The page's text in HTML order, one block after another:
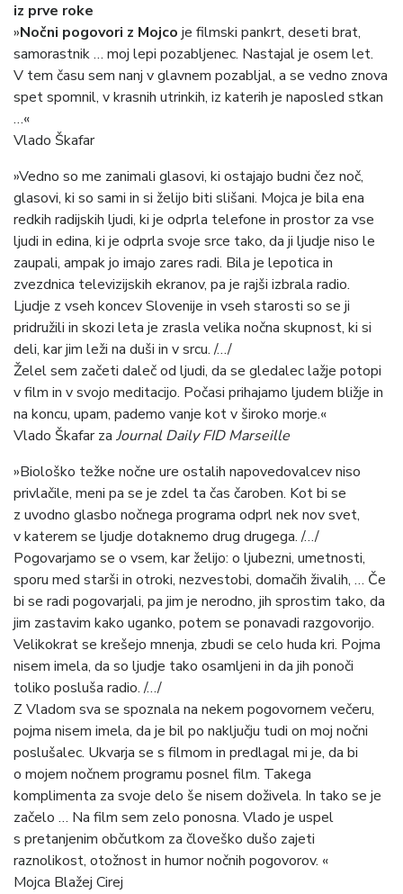
iz prve roke
»Nočni pogovori z Mojco je filmski pankrt, deseti brat,
samorastnik … moj lepi pozabljenec. Nastajal je osem let.
V tem času sem nanj v glavnem pozabljal, a se vedno znova
spet spomnil, v krasnih utrinkih, iz katerih je naposled stkan
…«
Vlado Škafar
»Vedno so me zanimali glasovi, ki ostajajo budni čez noč,
glasovi, ki so sami in si želijo biti slišani. Mojca je bila ena
redkih radijskih ljudi, ki je odprla telefone in prostor za vse
ljudi in edina, ki je odprla svoje srce tako, da ji ljudje niso le
zaupali, ampak jo imajo zares radi. Bila je lepotica in
zvezdnica televizijskih ekranov, pa je rajši izbrala radio.
Ljudje z vseh koncev Slovenije in vseh starosti so se ji
pridružili in skozi leta je zrasla velika nočna skupnost, ki si
deli, kar jim leži na duši in v srcu. /…/
Želel sem začeti daleč od ljudi, da se gledalec lažje potopi
v film in v svojo meditacijo. Počasi prihajamo ljudem bližje in
na koncu, upam, pademo vanje kot v široko morje.«
Vlado Škafar za Journal Daily FID Marseille
»Biološko težke nočne ure ostalih napovedovalcev niso
privlačile, meni pa se je zdel ta čas čaroben. Kot bi se
z uvodno glasbo nočnega programa odprl nek nov svet,
v katerem se ljudje dotaknemo drug drugega. /…/
Pogovarjamo se o vsem, kar želijo: o ljubezni, umetnosti,
sporu med starši in otroki, nezvestobi, domačih živalih, … Če
bi se radi pogovarjali, pa jim je nerodno, jih sprostim tako, da
jim zastavim kako uganko, potem se ponavadi razgovorijo.
Velikokrat se krešejo mnenja, zbudi se celo huda kri. Pojma
nisem imela, da so ljudje tako osamljeni in da jih ponoči
toliko posluša radio. /…/
Z Vladom sva se spoznala na nekem pogovornem večeru,
pojma nisem imela, da je bil po naključju tudi on moj nočni
poslušalec. Ukvarja se s filmom in predlagal mi je, da bi
o mojem nočnem programu posnel film. Takega
komplimenta za svoje delo še nisem doživela. In tako se je
začelo … Na film sem zelo ponosna. Vlado je uspel
s pretanjenim občutkom za človeško dušo zajeti
raznolikost, otožnost in humor nočnih pogovorov. «
Mojca Blažej Cirej